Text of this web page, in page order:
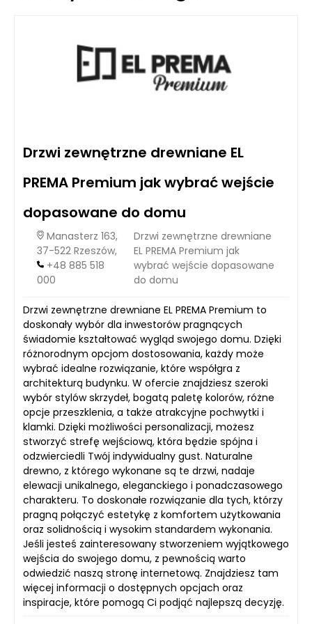
atopowymi, takimi jak astma czy alergie pokarmowe.
Drzwi zewnętrzne drewniane EL
PREMA Premium jak wybrać wejście
dopasowane do domu
Manasterz 163,
37-522 Rzeszów,
+48 885 518
000
Drzwi zewnętrzne drewniane
EL PREMA Premium jak
wybrać wejście dopasowane
do domu
Drzwi zewnętrzne drewniane EL PREMA Premium to
doskonały wybór dla inwestorów pragnących
świadomie kształtować wygląd swojego domu. Dzięki
różnorodnym opcjom dostosowania, każdy może
wybrać idealne rozwiązanie, które współgra z
architekturą budynku. W ofercie znajdziesz szeroki
wybór stylów skrzydeł, bogatą paletę kolorów, różne
opcje przeszklenia, a także atrakcyjne pochwytki i
klamki. Dzięki możliwości personalizacji, możesz
stworzyć strefę wejściową, która będzie spójna i
odzwierciedli Twój indywidualny gust. Naturalne
drewno, z którego wykonane są te drzwi, nadaje
elewacji unikalnego, eleganckiego i ponadczasowego
charakteru. To doskonałe rozwiązanie dla tych, którzy
pragną połączyć estetykę z komfortem użytkowania
oraz solidnością i wysokim standardem wykonania.
Jeśli jesteś zainteresowany stworzeniem wyjątkowego
wejścia do swojego domu, z pewnością warto
odwiedzić naszą stronę internetową. Znajdziesz tam
więcej informacji o dostępnych opcjach oraz
inspiracje, które pomogą Ci podjąć najlepszą decyzję.